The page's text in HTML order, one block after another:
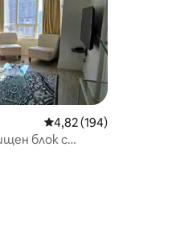
Средна оценка: 4,82
4,82 (194)
блок с